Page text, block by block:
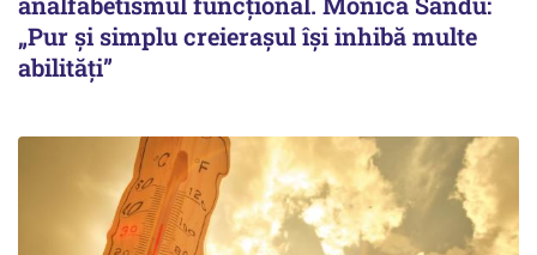
„Pur și simplu creierașul își inhibă multe
abilități”